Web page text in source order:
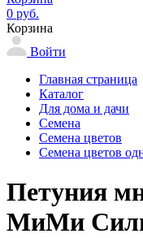
0 руб.
Корзина
Войти
Главная страница
Каталог
Для дома и дачи
Семена
Семена цветов
Семена цветов
Петуния
МиМи